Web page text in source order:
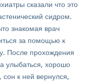
сказали что это
сидром.
знакомая врач
за помощью к
После прохождения
улыбаться, хорошо
сон к ней вернулся,